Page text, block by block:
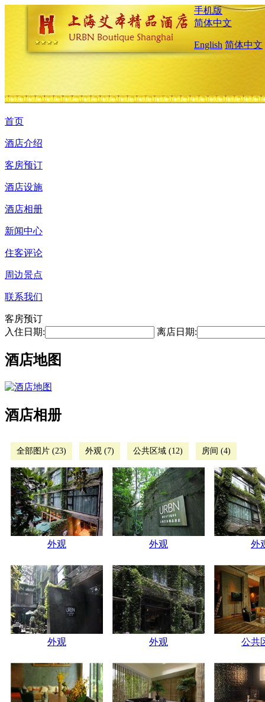
手机版
简体中文
English 简体中文
首页
酒店介绍
客房预订
酒店设施
酒店相册
新闻中心
住客评论
周边景点
联系我们
客房预订
入住日期:
离店日期:
酒店地图
酒店相册
全部图片 (23) 外观 (7) 公共区域 (12) 房间 (4)
外观 外观 外
外观 外观 公共